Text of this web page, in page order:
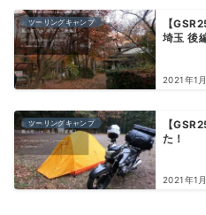
ツーリングキャンプ
【
埼玉 後
2021年1
ツーリングキャンプ
【
た！
2021年1